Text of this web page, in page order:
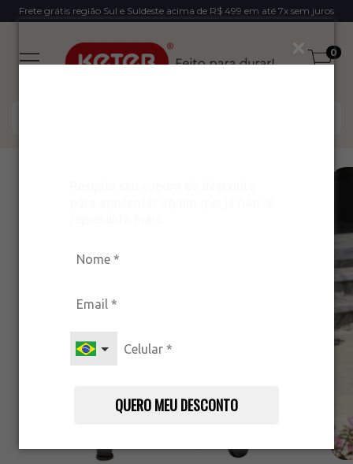
QUERO MEU DESCONTO
Frete grátis região Sul e Suldeste acima de R$ 499 em até 7x sem juros
0